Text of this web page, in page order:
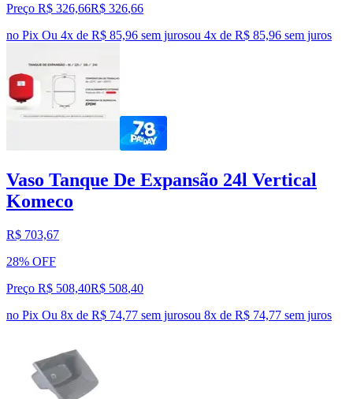
Preço R$ 326,66R$ 326,66
no Pix Ou 4x de R$ 85,96 sem jurosou 4x de R$ 85,96 sem juros
Vaso Tanque De Expansão 24l Vertical
Komeco
R$ 703,67
28% OFF
Preço R$ 508,40R$ 508,40
no Pix Ou 8x de R$ 74,77 sem jurosou 8x de R$ 74,77 sem juros